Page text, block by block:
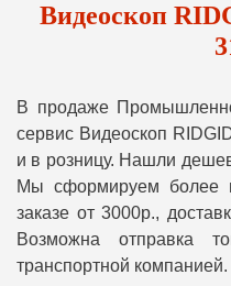
Видеоскоп
В продаже
сервис Видеоскоп
и в розницу. Нашли
Мы сформируем более
заказе от 3000р.,
Возможна отправка
транспортной компанией.